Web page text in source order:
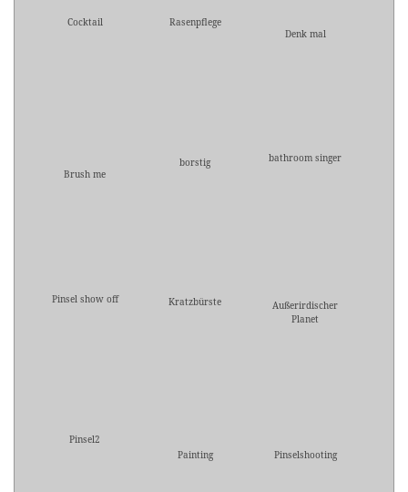
Cocktail
Rasenpflege
Denk mal
Brush me
borstig bathroom singer
Pinsel show off Kratzbürste
Außerirdischer
Planet
Pinsel2
Painting
Pinselshooting